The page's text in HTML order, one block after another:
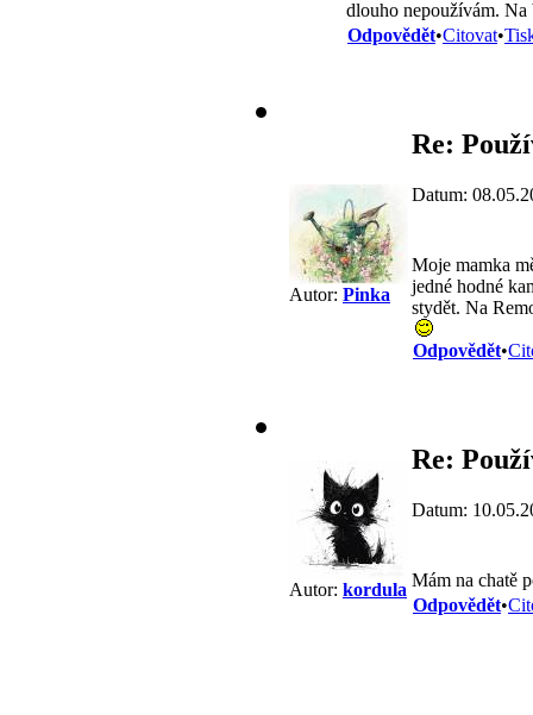
dlouho nepoužívám. Na
Odpovědět•Citovat•
Autor: Pinka
Re:
Datum:
Moje mamka
jedné hodné
stydět. Na
Odpovědět•
Autor: kordula
Re:
Datum:
Mám na chatě
Odpovědět•